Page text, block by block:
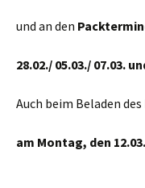
und an den
28.02./ 05.03./ 07.03.
Auch beim Beladen
am Montag, den